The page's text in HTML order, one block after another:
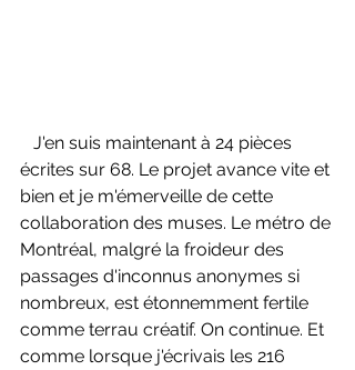
écrites sur 68. Le projet avance vite et
bien et je m'émerveille de cette
collaboration des muses. Le métro de
Montréal, malgré la froideur des
passages d'inconnus anonymes si
nombreux, est étonnemment fertile
comme terrau créatif. On continue. Et
comme lorsque j'écrivais les 216